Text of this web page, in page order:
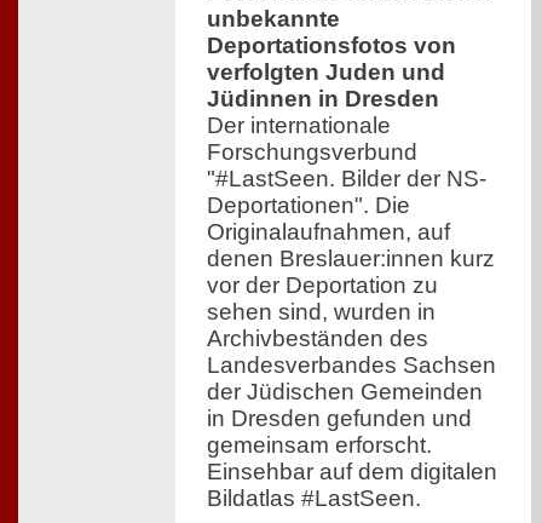
unbekannte
Deportationsfotos von
verfolgten Juden und
Jüdinnen in Dresden
Der internationale
Forschungsverbund
"#LastSeen. Bilder der NS-
Deportationen". Die
Originalaufnahmen, auf
denen Breslauer:innen kurz
vor der Deportation zu
sehen sind, wurden in
Archivbeständen des
Landesverbandes Sachsen
der Jüdischen Gemeinden
in Dresden gefunden und
gemeinsam erforscht.
Einsehbar auf dem digitalen
Bildatlas #LastSeen.